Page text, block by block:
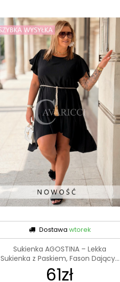
Dostawa wtorek
Sukienka AGOSTINA – Lekka
Sukienka z Paskiem, Fason Dający...
61zł